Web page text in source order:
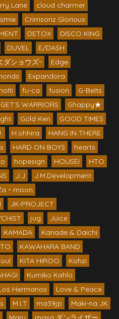
Lane
cloud charmer
Crimsonz Glorious
DETOX
DISCO KING
DUVEL
E/DASH
ダショウズ~
Edge
Expandora
fu-ca fusion
G-BeIts
GET'S WARRIORS
Ghappy★
Gold Ken
GOOD TIMES
H.ohhira
HANG IN THERE
HARD ON BOYS
hearts
hopesign HOUSEI
HTO
J.J
J.M.Development
・moon
JK-PROJECT
jug
Juice
KAMADA
Kanade & Daichi
KAWAHARA BAND
KITA HIROO
Kohzi
Kumiko Kahlo
Hermanos
Love & Peace
M.I.T ma39jp
Maki-na JK